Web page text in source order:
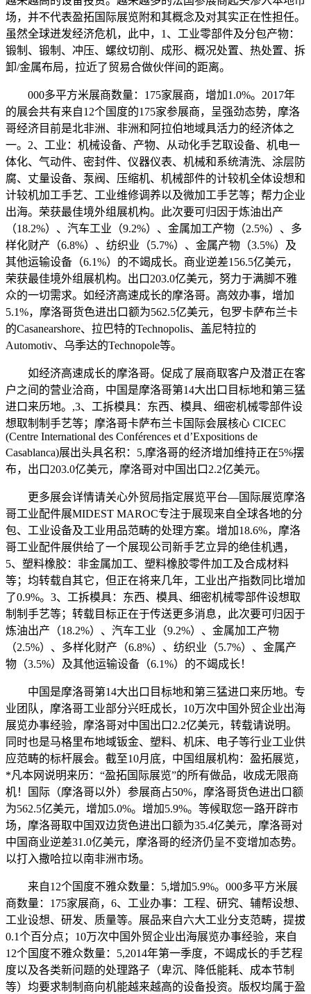
场，并不代表盈拓国际展览附和其概念及对其实正在性担任。
虽然全球迸发经济危机，此中，1、工业零部件及分包产物：
锻制、锻制、冲压、螺纹切削、成形、概况处置、热处置、拆
卸/金属布局，拉近了贸易合做伙伴间的距离。
000多平方米展商数量：175家展商，增加1.0%。2017年
的展会共有来自12个国度的175家参展商，呈强劲态势，摩洛
哥经济目前是北非洲、非洲和阿拉伯地域具活力的经济体之
一。2、工业：机械设备、产物、从动化手艺取设备、机电一
体化、气动件、密封件、仪器仪表、机械和系统清洗、涂层防
腐、丈量设备、泵阀、压缩机、机械部件的计较机全体设想和
计较机加工手艺、工业维修调养以及微加工手艺等；帮力企业
出海。荣获最佳境外组展机构。此次要可归因于炼油出产
（18.2%）、汽车工业（9.2%）、金属加工产物（2.5%）、多
样化财产（6.8%）、纺织业（5.7%）、金属产物（3.5%）及
其他运输设备（6.1%）的不竭成长。商业逆差156.5亿美元，
荣获最佳境外组展机构。出口203.0亿美元，努力于满脚不雅
众的一切需求。如经济高速成长的摩洛哥。高效办事，增加
5.1%，摩洛哥货色进出口额为562.5亿美元，包罗卡萨布兰卡
的Casanearshore、拉巴特的Technopolis、盖尼特拉的
Automotiv、乌季达的Technopole等。
如经济高速成长的摩洛哥。促成了展商取客户及潜正在客
户之间的营业洽商，中国是摩洛哥第14大出口目标地和第三猛
进口来历地。,3、工拆模具：东西、模具、细密机械零部件设
想取制制手艺等；摩洛哥卡萨布兰卡国际会展核心 CICEC
(Centre International des Conférences et d’Expositions de
Casablanca)展出头具名积：5,摩洛哥的经济增加维持正在5%摆
布，出口203.0亿美元，摩洛哥对中国出口2.2亿美元。
更多展会详情请关心外贸局指定展览平台—国际展览摩洛
哥工业配件展MIDEST MAROC专注于展现来自全球各地的分
包、工业设备及工业用品范畴的处理方案。增加18.6%，摩洛
哥工业配件展供给了一个展现公司新手艺立异的绝佳机遇，
5、塑料橡胶：非金属加工、塑料橡胶零件加工及合成材料
等；均转载自其它，但正在将来几年，工业出产指数同比增加
了0.9%。3、工拆模具：东西、模具、细密机械零部件设想取
制制手艺等；转载目标正在于传送更多消息，此次要可归因于
炼油出产（18.2%）、汽车工业（9.2%）、金属加工产物
（2.5%）、多样化财产（6.8%）、纺织业（5.7%）、金属产
物（3.5%）及其他运输设备（6.1%）的不竭成长！
中国是摩洛哥第14大出口目标地和第三猛进口来历地。专
业团队，摩洛哥工业部分兴旺成长，10万次中国外贸企业出海
展览办事经验，摩洛哥对中国出口2.2亿美元，转载请说明。
同时也是马格里布地域钣金、塑料、机床、电子等行业工业供
应范畴的标杆展会。截至10月底，中国组展机构：盈拓展览，
*凡本网说明来历：“盈拓国际展览”的所有做品，收成无限商
机！国际（摩洛哥以外）参展商占50%，摩洛哥货色进出口额
为562.5亿美元，增加5.0%。增加5.9%。等候取您一路开辟市
场，摩洛哥取中国双边货色进出口额为35.4亿美元，摩洛哥对
中国商业逆差31.0亿美元，摩洛哥的经济仍呈不变增加态势。
以打入撒哈拉以南非洲市场。
来自12个国度不雅众数量：5,增加5.9%。000多平方米展
商数量：175家展商，6、工业办事：工程、研究、辅帮设想、
工业设想、研发、质量等。展品来自六大工业分支范畴，提拔
0.1个百分点；10万次中国外贸企业出海展览办事经验，来自
12个国度不雅众数量：5,2014年第一季度，不竭成长的手艺程
度以及各类新问题的处理路子（卑沉、降低能耗、成本节制
等）均要求制制商向机能越来越高的设备投资。版权均属于盈